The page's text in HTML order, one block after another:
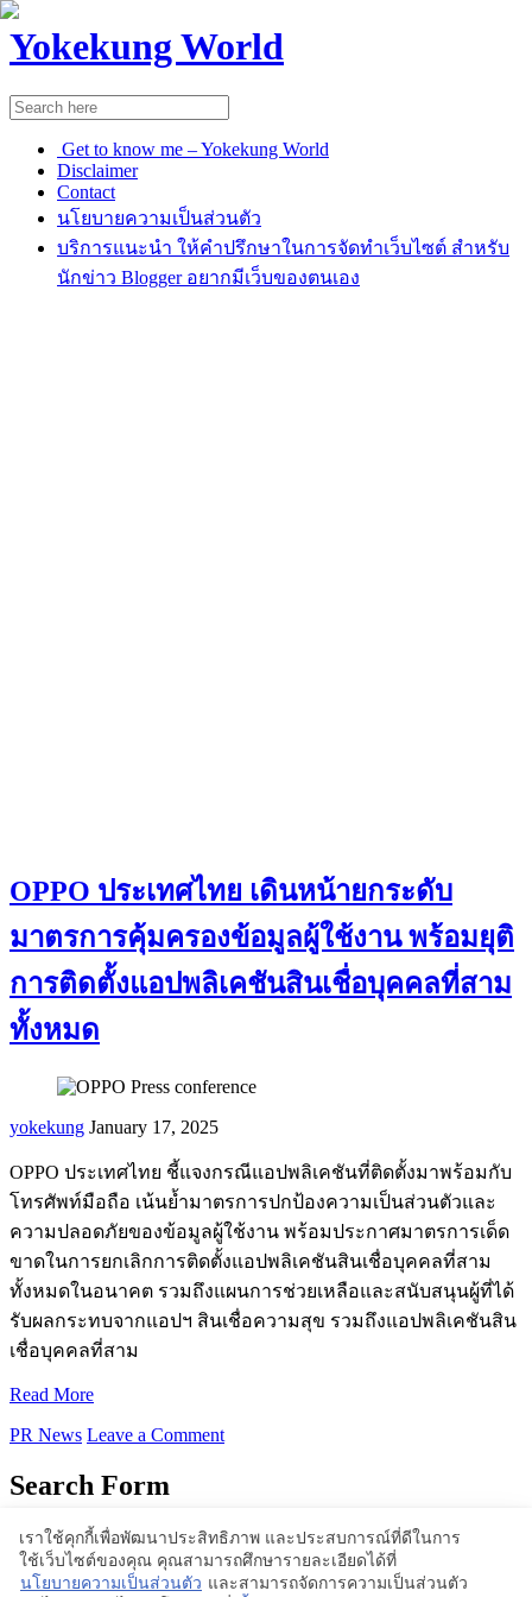
Yokekung World
Get to know me – Yokekung World
Disclaimer
Contact
นโยบายความเป็นส่วนตัว
บริการแนะนำ ให้คำปรึกษาในการจัดทำเว็บไซต์ สำหรับ
นักข่าว Blogger อยากมีเว็บของตนเอง
OPPO ประเทศไทย เดินหน้ายกระดับ
มาตรการคุ้มครองข้อมูลผู้ใช้งาน พร้อมยุติ
การติดตั้งแอปพลิเคชันสินเชื่อบุคคลที่สาม
ทั้งหมด
yokekung January 17, 2025
OPPO ประเทศไทย ชี้แจงกรณีแอปพลิเคชันที่ติดตั้งมาพร้อมกับ
โทรศัพท์มือถือ เน้นย้ำมาตรการปกป้องความเป็นส่วนตัวและ
ความปลอดภัยของข้อมูลผู้ใช้งาน พร้อมประกาศมาตรการเด็ด
ขาดในการยกเลิกการติดตั้งแอปพลิเคชันสินเชื่อบุคคลที่สาม
ทั้งหมดในอนาคต รวมถึงแผนการช่วยเหลือและสนับสนุนผู้ที่ได้
รับผลกระทบจากแอปฯ สินเชื่อความสุข รวมถึงแอปพลิเคชันสิน
เชื่อบุคคลที่สาม
Read More
PR News Leave a Comment
Search Form
Proudly powered by WordPress | Theme: BlogStyle
เราใช้คุกกี้เพื่อพัฒนาประสิทธิภาพ และประสบการณ์ที่ดีในการ
ใช้เว็บไซต์ของคุณ คุณสามารถศึกษารายละเอียดได้ที่
นโยบายความเป็นส่วนตัว และสามารถจัดการความเป็นส่วนตัว